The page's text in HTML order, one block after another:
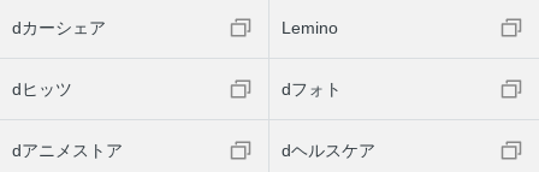
dカーシェア Lemino
dヒッツ dフォト
dアニメストア dヘルスケア